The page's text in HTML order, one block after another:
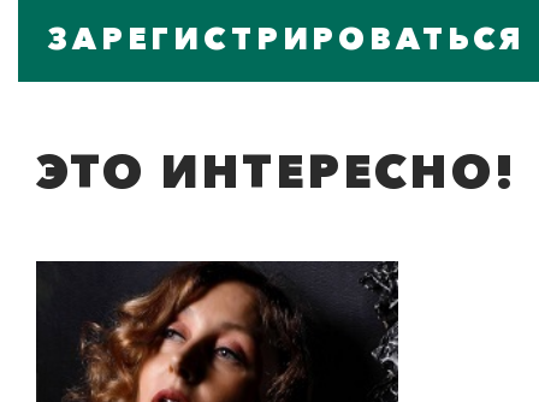
ЗАРЕГИСТРИРОВАТЬСЯ
ЭТО ИНТЕРЕСНО!